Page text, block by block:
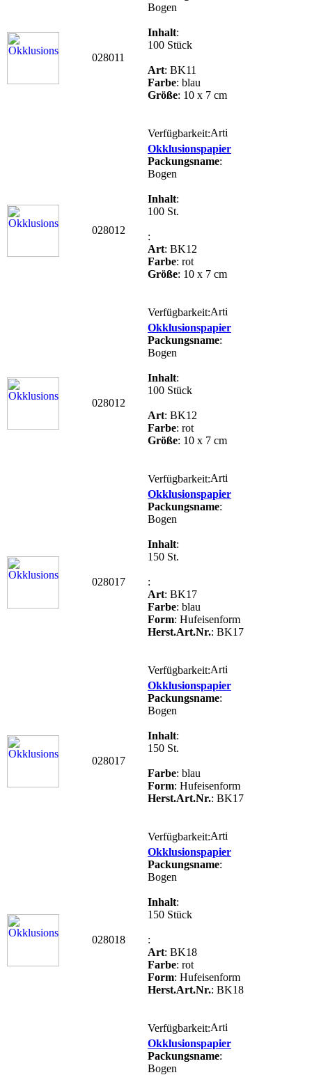
028011
Bogen
Inhalt:
100 Stück
Art: BK11
Farbe: blau
Größe: 10 x 7 cm
Verfügbarkeit:
028012
Okklusionspapier
Packungsname:
Bogen
Inhalt:
100 St.
:
Art: BK12
Farbe: rot
Größe: 10 x 7 cm
Verfügbarkeit:
028012
Okklusionspapier
Packungsname:
Bogen
Inhalt:
100 Stück
Art: BK12
Farbe: rot
Größe: 10 x 7 cm
Verfügbarkeit:
028017
Okklusionspapier
Packungsname:
Bogen
Inhalt:
150 St.
:
Art: BK17
Farbe: blau
Form: Hufeisenform
Herst.Art.Nr.: BK17
Verfügbarkeit:
028017
Okklusionspapier
Packungsname:
Bogen
Inhalt:
150 St.
Farbe: blau
Form: Hufeisenform
Herst.Art.Nr.: BK17
Verfügbarkeit:
028018
Okklusionspapier
Packungsname:
Bogen
Inhalt:
150 Stück
:
Art: BK18
Farbe: rot
Form: Hufeisenform
Herst.Art.Nr.: BK18
Verfügbarkeit:
Okklusionspapier
Packungsname:
Bogen